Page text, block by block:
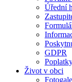
Úřední
GDPR
Život v obci